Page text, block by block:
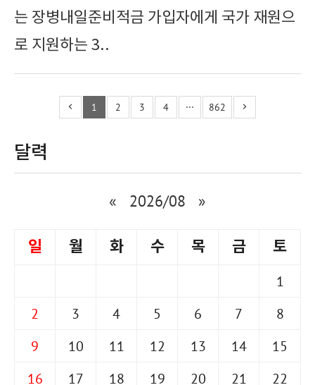
는 장병내일준비적금 가입자에게 국가 재원으
로 지원하는 3..
1 2 3 4 ··· 862
달력
« 2026/08 »
일 월 화 수 목 금 토
1
2
3 4 5 6 7
8
9
10 11 12 13 14
15
16
17 18 19 20 21 22